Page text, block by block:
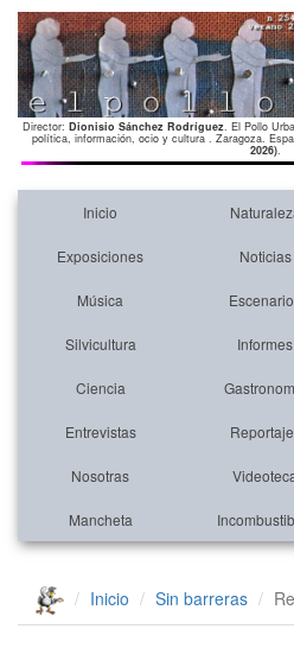
Director: Dionisio Sánchez Rodríguez. El Pollo
política, información, ocio y cultura . Zaragoza.
2026).
Inicio
Exposiciones Noticias
Música
Silvicultura Informes
Ciencia
Entrevistas
Nosotras
Mancheta
Inicio Sin barreras